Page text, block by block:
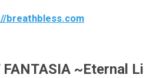
breathbless.com
FANTASIA ~Eternal Li